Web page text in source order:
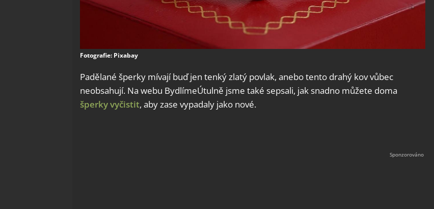
Fotografie: Pixabay
Padělané šperky mívají buď jen tenký zlatý povlak, anebo tento drahý kov vůbec
neobsahují. Na webu BydlímeÚtulně jsme také sepsali, jak snadno můžete doma
šperky vyčistit, aby zase vypadaly jako nové.